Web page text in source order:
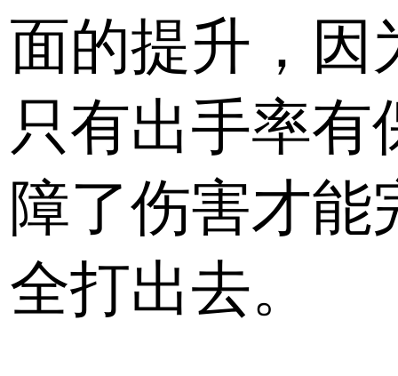
面的提升，因
只有出手率有
障了伤害才能
全打出去。